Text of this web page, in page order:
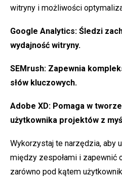
witryny i możliwości
Google Analytics: Śledzi
wydajność witryny.
SEMrush: Zapewnia
słów kluczowych.
Adobe XD: Pomaga w
użytkownika projektów z
Wykorzystaj te narzędzia, aby
między zespołami i zapewnić
zarówno pod kątem